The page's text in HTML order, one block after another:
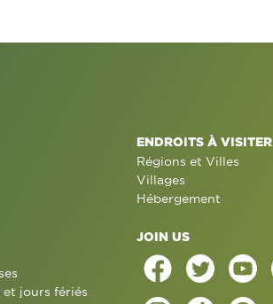
et jours fériés
ENDROITS À VISITER
Régions et Villes
Villages
Hébergement
JOIN US